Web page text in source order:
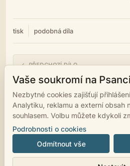
tisk podobná díla
← PŘEDCHOZÍ DÍLO
Chybíš mi, asi.
Nastavení
Vaše soukromí na
Nezbytné cookies zajišťují
Analytiku, reklamu a externí obsah
souhlasem. Volbu můžete kdykoli
Podrobnosti o cookies
Odmítnout vše